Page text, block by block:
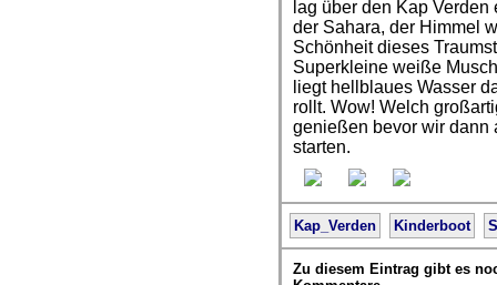
lag über den Kap
der Sahara, der Himmel
Schönheit dieses
Superkleine weiße
liegt hellblaues Wasser
rollt. Wow! Welch
genießen bevor wir dann
starten.
Kap_Verden Kinderboot
Zu diesem Eintrag gibt es